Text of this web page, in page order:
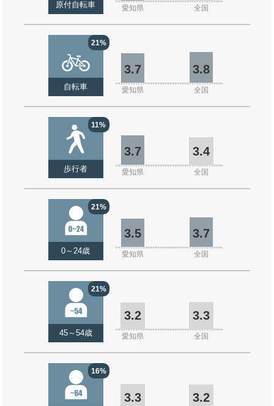
原付自転車 愛知県 全国
21%
自転車
3.7 3.8
愛知県 全国
11%
歩行者
3.7 3.4
愛知県 全国
21%
0～24歳
3.5 3.7
愛知県 全国
21%
45～54歳
3.2 3.3
愛知県 全国
16%
3.3 3.2